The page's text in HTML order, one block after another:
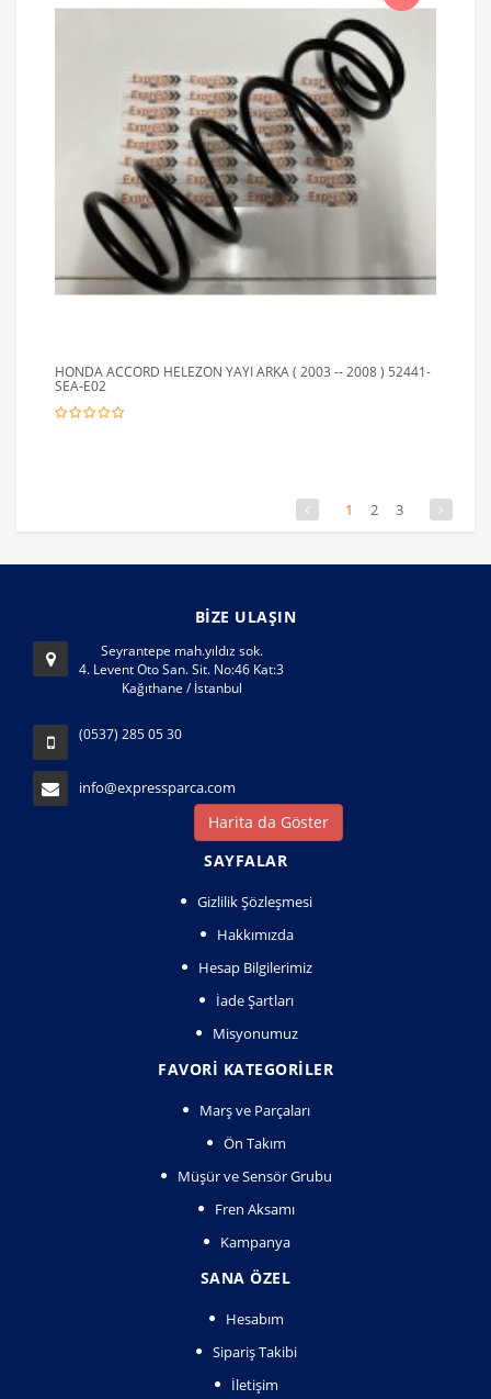
HONDA ACCORD HELEZON YAYI ARKA ( 2003 -- 2008 ) 52441-
SEA-E02
1 2 3
BİZE ULAŞIN
Seyrantepe mah.yıldız sok.
4. Levent Oto San. Sit. No:46 Kat:3
Kağıthane / İstanbul
(0537) 285 05 30
info@expressparca.com
Harita da Göster
SAYFALAR
Gizlilik Şözleşmesi
Hakkımızda
Hesap Bilgilerimiz
İade Şartları
Misyonumuz
FAVORI KATEGORILER
Marş ve Parçaları
Ön Takım
Müşür ve Sensör Grubu
Fren Aksamı
Kampanya
SANA ÖZEL
Hesabım
Sipariş Takibi
İletişim